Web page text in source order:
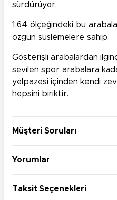
sürdürüyor.
1:64 ölçeğindeki bu
özgün süslemelere sahip.
Gösterişli arabalardan
sevilen spor arabalara
yelpazesi içinden kendi
hepsini biriktir.
Müşteri Soruları
Yorumlar
Taksit Seçenekleri